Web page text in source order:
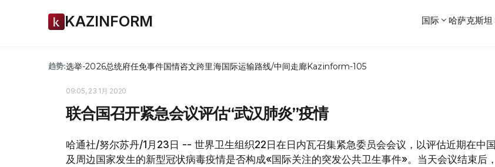
KAZINFORM 国际 哈萨克斯坦
趋势:选举-2026总统府任免事件国情咨文跨里海国际运输路线/中间走廊Kazinform-105
09:05, 23 1月 2020
联合国召开紧急会议评估“武汉肺炎”疫情
哈通社/努尔苏丹/1月23日 -- 世界卫生组织22日在日内瓦召集紧急委员会会议，以评估近期在中国
及周边国家发生的新型冠状病毒疫情是否构成«国际关注的突发公共卫生事件»。当天会议结束后，